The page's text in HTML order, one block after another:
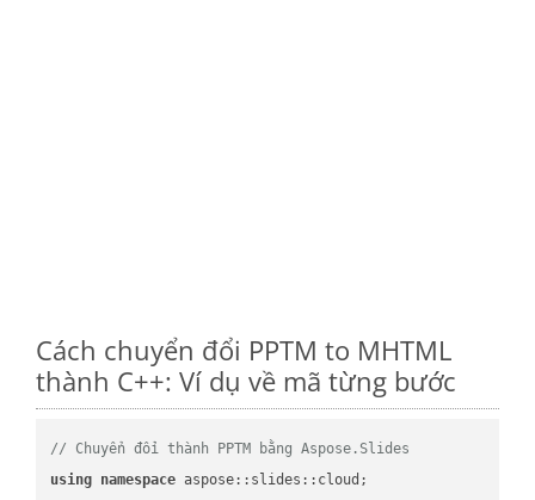
Cách chuyển đổi PPTM to MHTML
thành C++: Ví dụ về mã từng bước
// Chuyển đổi thành PPTM bằng Aspose.Slides
using namespace aspose::slides::cloud;